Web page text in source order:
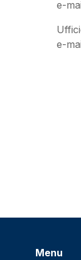
e-
e-
Menu